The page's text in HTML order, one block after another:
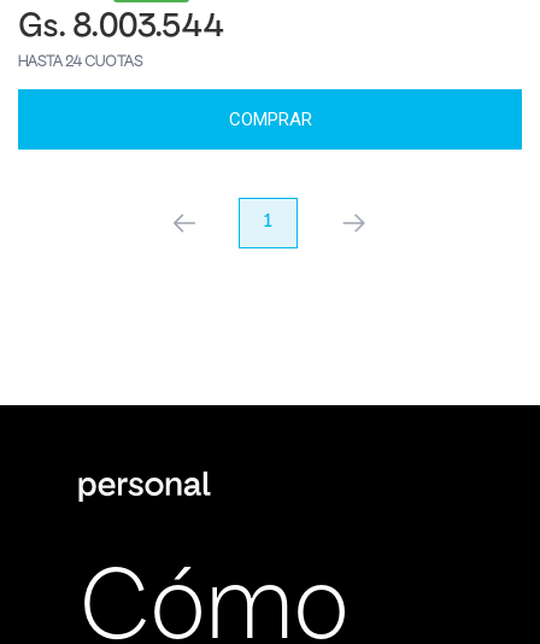
Gs. 8.003.544
HASTA 24 CUOTAS
COMPRAR
anterior 1 próximo
Cómo